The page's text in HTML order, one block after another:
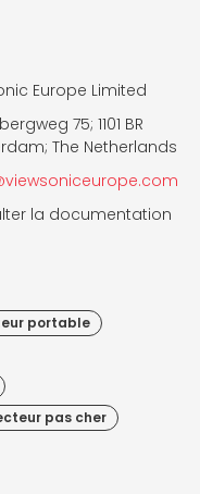
Europe Limited
75; 1101 BR
The Netherlands
la documentation
portable
pas cher